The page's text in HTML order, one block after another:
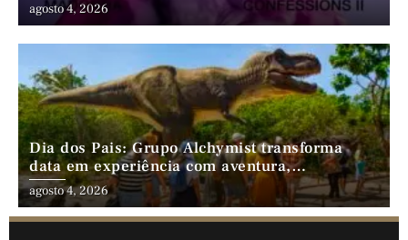
agosto 4, 2026
Dia dos Pais: Grupo Alchymist transforma
data em experiência com aventura,
gastronomia e lazer em família
agosto 4, 2026